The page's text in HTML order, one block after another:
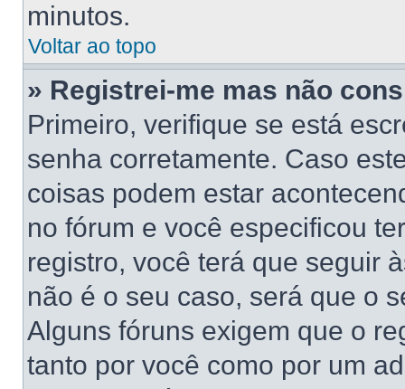
minutos.
Voltar ao topo
» Registrei-me mas não
Primeiro, verifique se está
senha corretamente. Caso
coisas podem estar
no fórum e você especificou
registro, você terá que seguir
não é o seu caso, será que o
Alguns fóruns exigem que o
tanto por você como por um